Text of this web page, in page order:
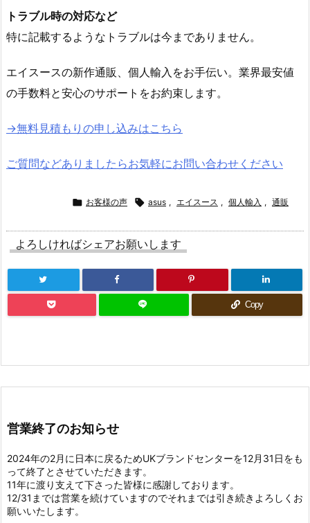
トラブル時の対応など
特に記載するようなトラブルは今までありません。
エイスースの新作通販、個人輸入をお手伝い。業界最安値
の手数料と安心のサポートをお約束します。
→無料見積もりの申し込みはこちら
ご質問などありましたらお気軽にお問い合わせください
 お客様の声  asus , エイスース , 個人輸入 , 通販
よろしければシェアお願いします
Copy
営業終了のお知らせ
2024年の2月に日本に戻るためUKブランドセンターを12月31日をも
って終了とさせていただきます。
11年に渡り支えて下さった皆様に感謝しております。
12/31までは営業を続けていますのでそれまでは引き続きよろしくお
願いいたします。